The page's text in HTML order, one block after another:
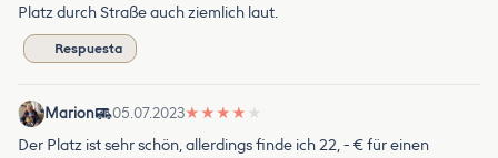
Platz durch Straße auch ziemlich laut.
Respuesta
Marion 05.07.2023★ ★ ★ ★ ★
Der Platz ist sehr schön, allerdings finde ich 22, - € für einen